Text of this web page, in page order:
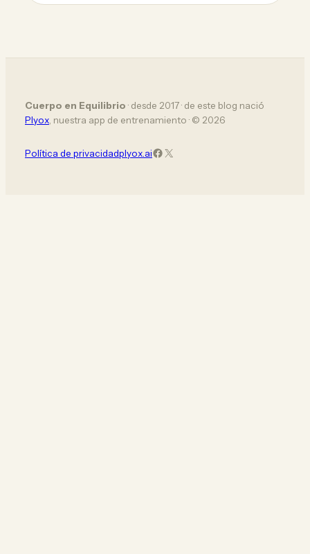
Cuerpo en Equilibrio · desde 2017 · de este blog nació
Plyox , nuestra app de entrenamiento · © 2026
Política de privacidadplyox.aiFacebook
X (Twitter)